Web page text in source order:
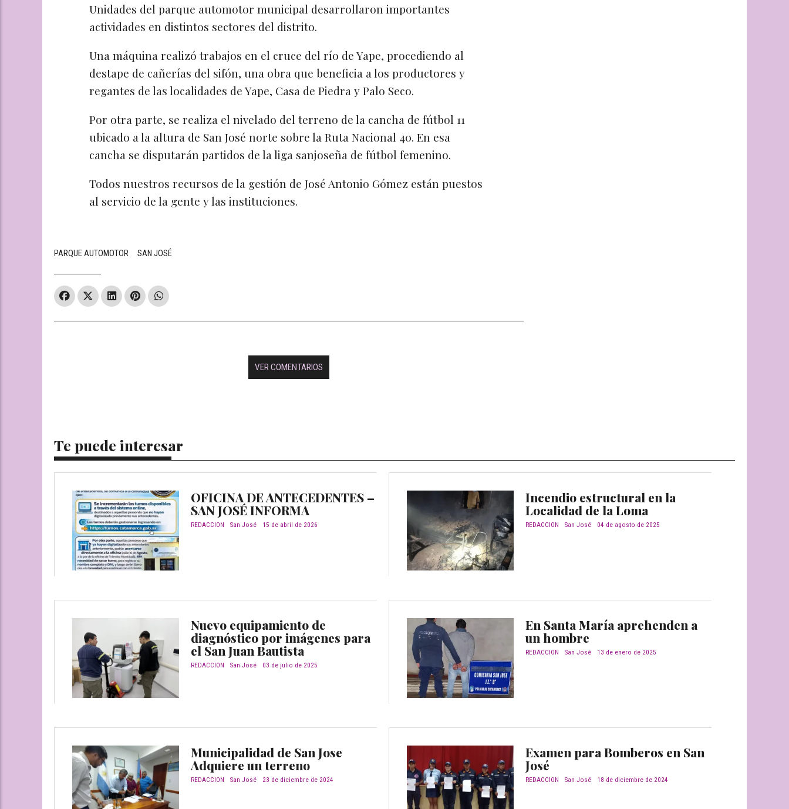
Unidades del parque automotor municipal desarrollaron importantes
actividades en distintos sectores del distrito.
Una máquina realizó trabajos en el cruce del río de Yape, procediendo al
destape de cañerías del sifón, una obra que beneficia a los productores y
regantes de las localidades de Yape, Casa de Piedra y Palo Seco.
Por otra parte, se realiza el nivelado del terreno de la cancha de fútbol 11
ubicado a la altura de San José norte sobre la Ruta Nacional 40. En esa
cancha se disputarán partidos de la liga sanjoseña de fútbol femenino.
Todos nuestros recursos de la gestión de José Antonio Gómez están puestos
al servicio de la gente y las instituciones.
PARQUE AUTOMOTOR SAN JOSÉ
VER COMENTARIOS
Te puede interesar
OFICINA DE ANTECEDENTES –
SAN JOSÉ INFORMA
REDACCION San José 15 de abril de 2026
Incendio estructural en la
Localidad de la Loma
REDACCION San José 04 de agosto de 2025
Nuevo equipamiento de
diagnóstico por imágenes para
el San Juan Bautista
REDACCION San José 03 de julio de 2025
En Santa María aprehenden a
un hombre
REDACCION San José 13 de enero de 2025
Municipalidad de San Jose
Adquiere un terreno
REDACCION San José 23 de diciembre de 2024
Examen para Bomberos en San
José
REDACCION San José 18 de diciembre de 2024